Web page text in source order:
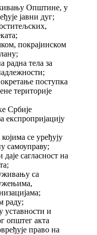
Општине, у
јавни дуг;
покрајинском
радна тела за
поступка
територије
Србије
експропријацију
се уређују
самоуправу;
сагласност на
са
раду;
уставности и
општег акта
право на